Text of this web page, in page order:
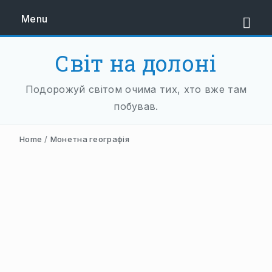
Menu
ЄВРОПА
ЗАХІДНА ЄВРОПА
НІДЕРЛАНДИ
Світ на долоні
Подорожуй світом очима тих, хто вже там
побував.
Home / Монетна географія